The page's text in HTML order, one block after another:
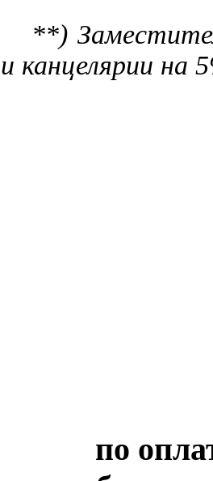
**)
и канцелярии на
по